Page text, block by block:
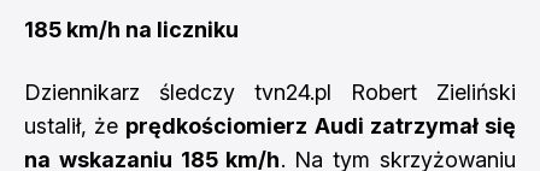
185 km/h na liczniku
Dziennikarz śledczy tvn24.pl Robert Zieliński
ustalił, że prędkościomierz Audi zatrzymał się
na wskazaniu 185 km/h. Na tym skrzyżowaniu